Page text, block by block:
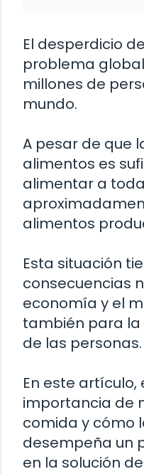
El desperdicio
problema
millones de
mundo.
A pesar de que
alimentos es
alimentar a
alimentos
Esta situación
consecuencias
economía y el
también para la
de las personas.
En este
importancia de
comida y cómo
desempeña un
en la solución